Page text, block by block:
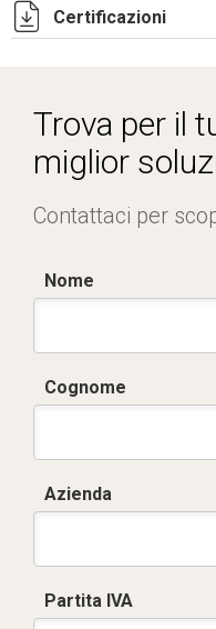
Certificazioni
Trova per il
miglior
Contattaci per
Nome
Cognome
Azienda
Partita IVA